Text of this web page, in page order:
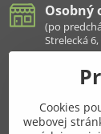
Osobný
(po
Strelecká
Všetko k
Pridajte
Cookies
webovej